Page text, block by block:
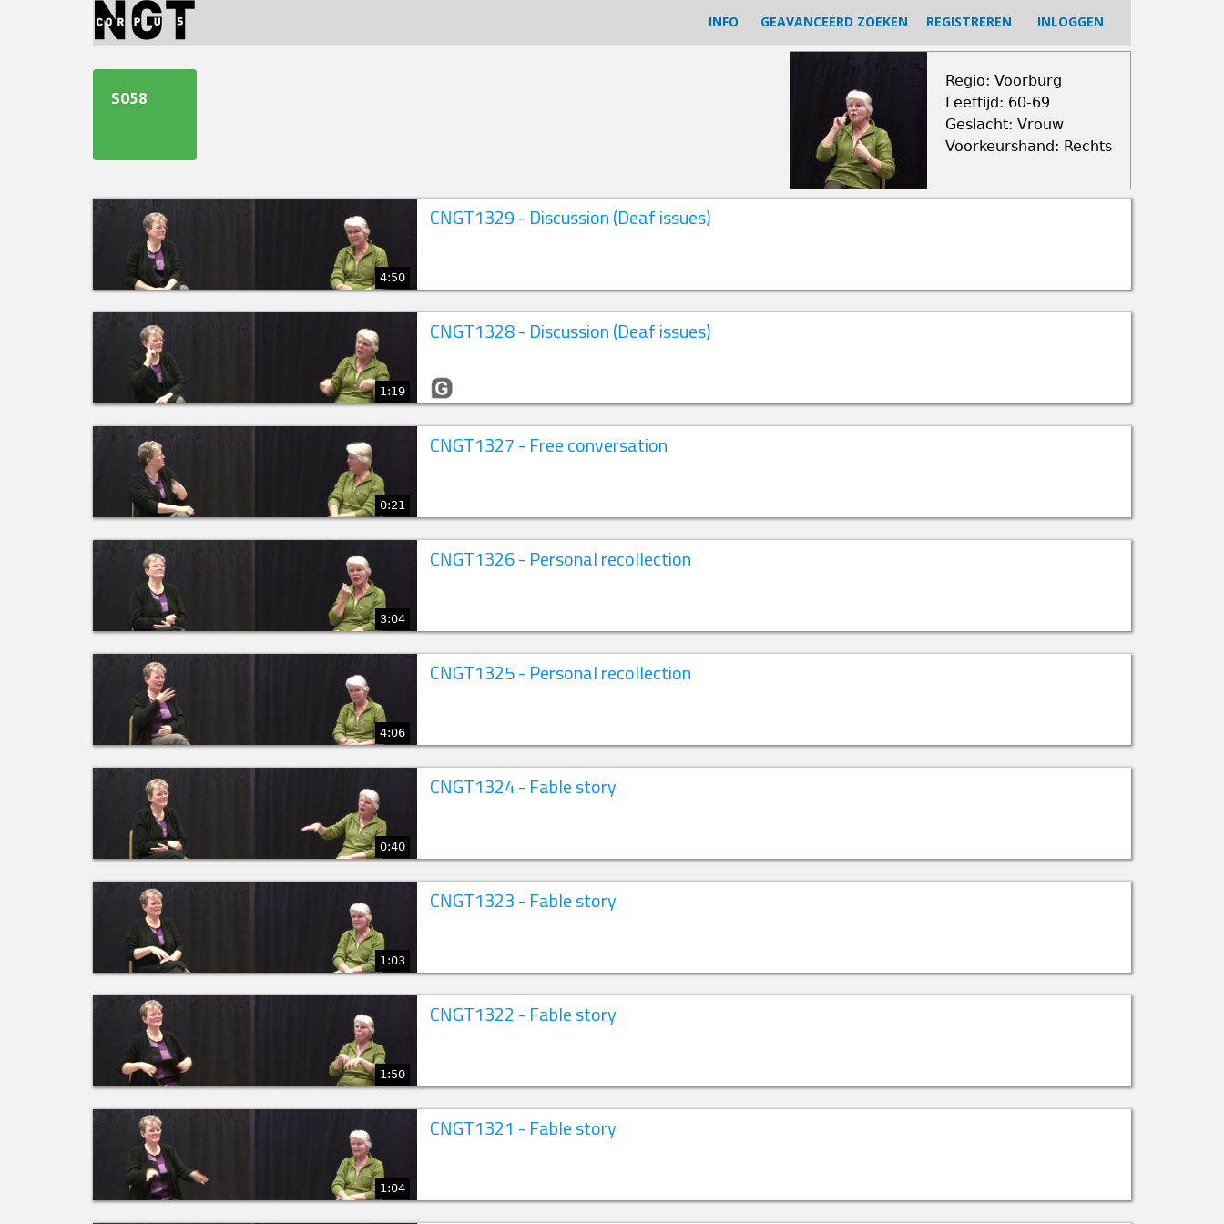
INFO GEAVANCEERD ZOEKEN REGISTREREN INLOGGEN
topS058
Regio: Voorburg
Leeftijd: 60-69
Geslacht: Vrouw
Voorkeurshand: Rechts
4:50
CNGT1329 - Discussion (Deaf issues)
1:19
CNGT1328 - Discussion (Deaf issues)
0:21
CNGT1327 - Free conversation
3:04
CNGT1326 - Personal recollection
4:06
CNGT1325 - Personal recollection
0:40
CNGT1324 - Fable story
1:03
CNGT1323 - Fable story
1:50
CNGT1322 - Fable story
1:04
CNGT1321 - Fable story